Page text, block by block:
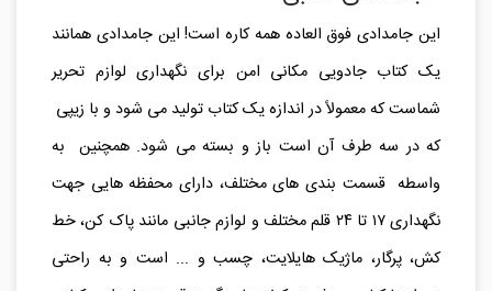
- جامدادی کتابی
این جامدادی فوق العاده همه کاره است! این جامدادی همانند
یک کتاب جادویی مکانی امن برای نگهداری لوازم تحریر
شماست که معمولاً در اندازه یک کتاب تولید می شود و با زیپی
که در سه طرف آن است باز و بسته می شود. همچنین به
واسطه قسمت بندی های مختلف، دارای محفظه هایی جهت
نگهداری ۱۷ تا ۲۴ قلم مختلف و لوازم جانبی مانند پاک کن، خط